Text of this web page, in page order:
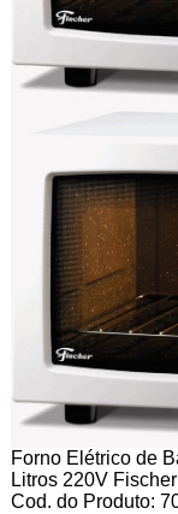
Forno Elétrico de
Litros 220V Fischer
Cod. do Produto: